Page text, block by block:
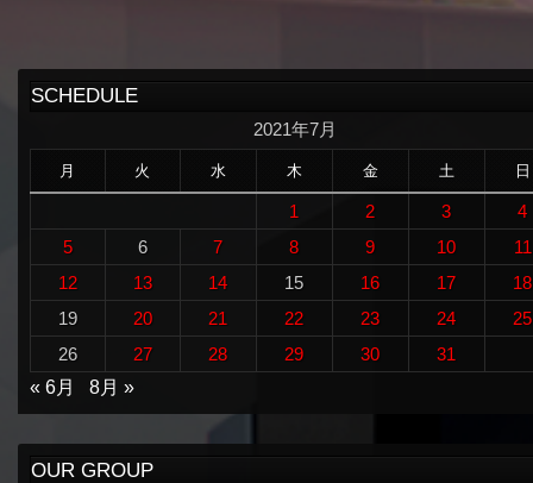
SCHEDULE
2021年7月
月 火 水 木 金 土 日
1 2 3
4
5
6 7 8 9 10
11
12
13 14 15 16 17
18
19
20 21 22 23 24
25
26
27 28 29 30
31
« 6月
8月 »
OUR GROUP